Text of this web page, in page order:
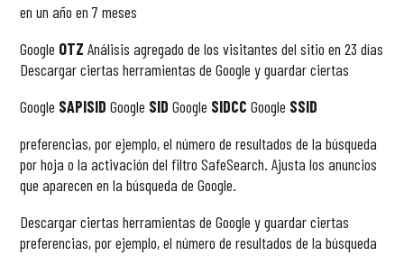
en un año en 7 meses
Google OTZAnálisis agregado de los visitantes del sitio en 23 días
Descargar ciertas herramientas de Google y guardar ciertas
Google SAPISIDGoogle SIDGoogle SIDCCGoogle SSID
preferencias, por ejemplo, el número de resultados de la búsqueda
por hoja o la activación del filtro SafeSearch. Ajusta los anuncios
que aparecen en la búsqueda de Google.
Descargar ciertas herramientas de Google y guardar ciertas
preferencias, por ejemplo, el número de resultados de la búsqueda